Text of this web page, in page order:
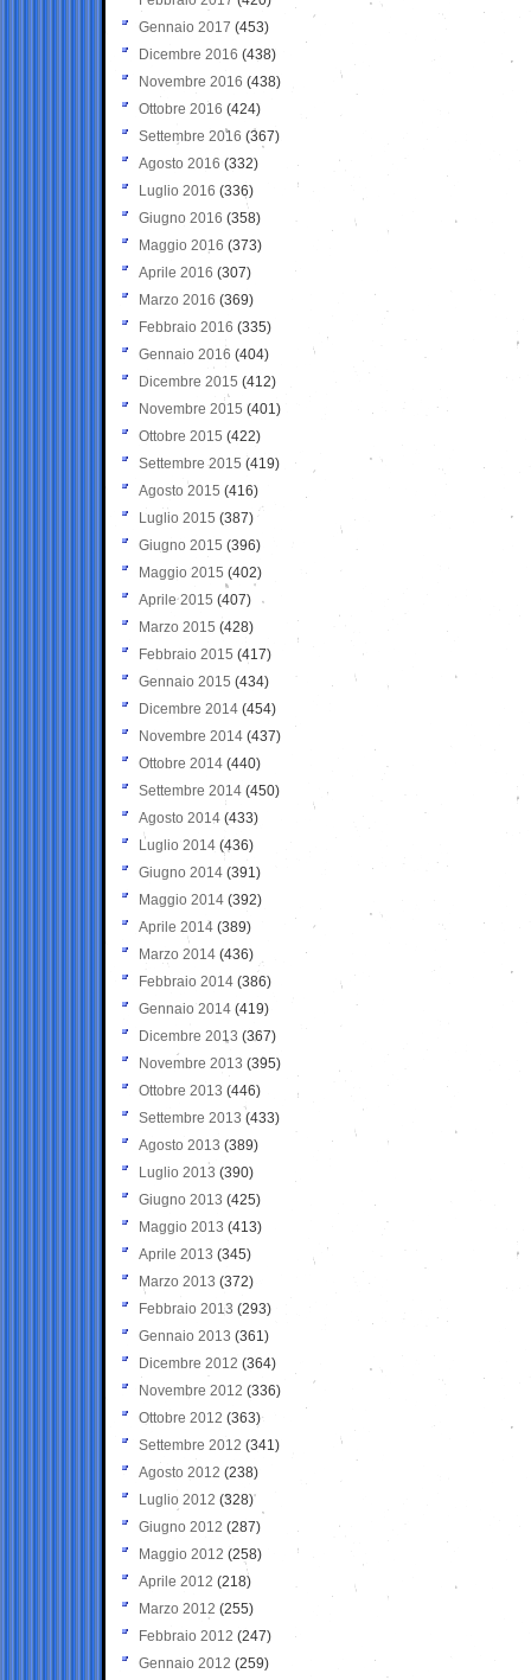
Gennaio 2017 (453)
Dicembre 2016 (438)
Novembre 2016 (438)
Ottobre 2016 (424)
Settembre 2016 (367)
Agosto 2016 (332)
Luglio 2016 (336)
Giugno 2016 (358)
Maggio 2016 (373)
Aprile 2016 (307)
Marzo 2016 (369)
Febbraio 2016 (335)
Gennaio 2016 (404)
Dicembre 2015 (412)
Novembre 2015 (401)
Ottobre 2015 (422)
Settembre 2015 (419)
Agosto 2015 (416)
Luglio 2015 (387)
Giugno 2015 (396)
Maggio 2015 (402)
Aprile 2015 (407)
Marzo 2015 (428)
Febbraio 2015 (417)
Gennaio 2015 (434)
Dicembre 2014 (454)
Novembre 2014 (437)
Ottobre 2014 (440)
Settembre 2014 (450)
Agosto 2014 (433)
Luglio 2014 (436)
Giugno 2014 (391)
Maggio 2014 (392)
Aprile 2014 (389)
Marzo 2014 (436)
Febbraio 2014 (386)
Gennaio 2014 (419)
Dicembre 2013 (367)
Novembre 2013 (395)
Ottobre 2013 (446)
Settembre 2013 (433)
Agosto 2013 (389)
Luglio 2013 (390)
Giugno 2013 (425)
Maggio 2013 (413)
Aprile 2013 (345)
Marzo 2013 (372)
Febbraio 2013 (293)
Gennaio 2013 (361)
Dicembre 2012 (364)
Novembre 2012 (336)
Ottobre 2012 (363)
Settembre 2012 (341)
Agosto 2012 (238)
Luglio 2012 (328)
Giugno 2012 (287)
Maggio 2012 (258)
Aprile 2012 (218)
Marzo 2012 (255)
Febbraio 2012 (247)
Gennaio 2012 (259)